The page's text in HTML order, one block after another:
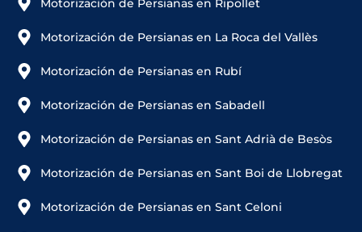
Motorización de Persianas en Ripollet
Motorización de Persianas en La Roca del Vallès
Motorización de Persianas en Rubí
Motorización de Persianas en Sabadell
Motorización de Persianas en Sant Adrià de Besòs
Motorización de Persianas en Sant Boi de Llobregat
Motorización de Persianas en Sant Celoni